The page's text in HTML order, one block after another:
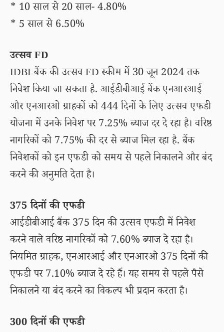
* 10 साल से 20 साल- 4.80%
* 5 साल से 6.50%
उत्सव FD
IDBI बैंक की उत्सव FD स्कीम में 30 जून 2024 तक
निवेश किया जा सकता है. आईडीबीआई बैंक एनआरआई
और एनआरओ ग्राहकों को 444 दिनों के लिए उत्सव एफडी
योजना में उनके निवेश पर 7.25% ब्याज दर दे रहा है। वरिष्ठ
नागरिकों को 7.75% की दर से ब्याज मिल रहा है. बैंक
निवेशकों को इन एफडी को समय से पहले निकालने और बंद
करने की अनुमति देता है।
375 दिनों की एफडी
आईडीबीआई बैंक 375 दिन की उत्सव एफडी में निवेश
करने वाले वरिष्ठ नागरिकों को 7.60% ब्याज दे रहा है।
नियमित ग्राहक, एनआरआई और एनआरओ 375 दिनों की
एफडी पर 7.10% ब्याज दे रहे हैं। यह समय से पहले पैसे
निकालने या बंद करने का विकल्प भी प्रदान करता है।
300 दिनों की एफडी